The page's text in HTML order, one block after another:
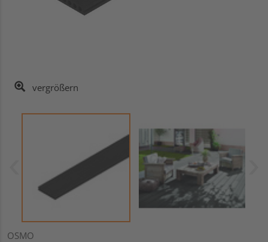
vergrößern
OSMO